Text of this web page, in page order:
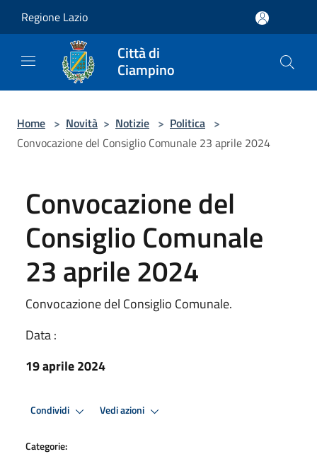
Regione Lazio
Città di
Ciampino
Home > Novità > Notizie > Politica >
Convocazione del Consiglio Comunale 23 aprile 2024
Convocazione del
Consiglio Comunale
23 aprile 2024
Convocazione del Consiglio Comunale.
Data :
19 aprile 2024
Condividi Vedi azioni
Categorie: